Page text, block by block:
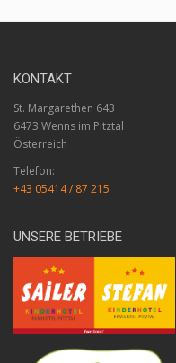
KONTAKT
St. Margarethen 643
6473 Wenns im Pitztal
Österreich
Telefon:
+43 05414 / 87 215
UNSERE BETRIEBE